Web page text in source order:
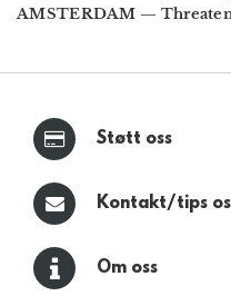
AMSTERDAM —
Støtt oss
Kontakt/tips
Om oss